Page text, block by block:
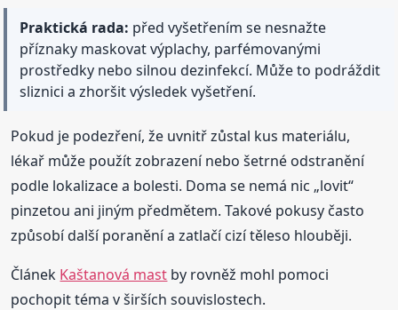
Praktická rada: před vyšetřením se nesnažte
příznaky maskovat výplachy, parfémovanými
prostředky nebo silnou dezinfekcí. Může to podráždit
sliznici a zhoršit výsledek vyšetření.
Pokud je podezření, že uvnitř zůstal kus materiálu,
lékař může použít zobrazení nebo šetrné odstranění
podle lokalizace a bolesti. Doma se nemá nic „lovit“
pinzetou ani jiným předmětem. Takové pokusy často
způsobí další poranění a zatlačí cizí těleso hlouběji.
Článek Kaštanová mast by rovněž mohl pomoci
pochopit téma v širších souvislostech.